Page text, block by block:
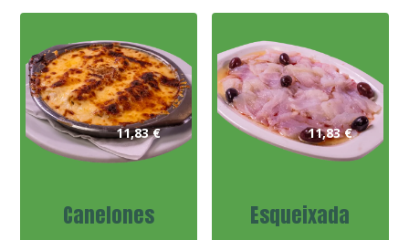
Canelones
11,83€
Esqueixada
11,83€